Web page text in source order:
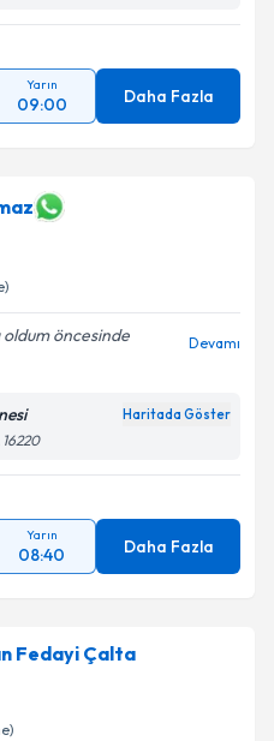
Yarın
09:00 Daha Fazla
öncesinde
Devamı
Haritada Göster
Yarın
08:40 Daha Fazla
Fedayi Çalta